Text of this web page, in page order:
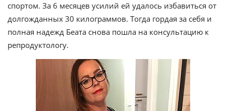
спортом. За 6 месяцев усилий ей удалось избавиться от
долгожданных 30 килограммов. Тогда гордая за себя и
полная надежд Беата снова пошла на консультацию к
репродуктологу.